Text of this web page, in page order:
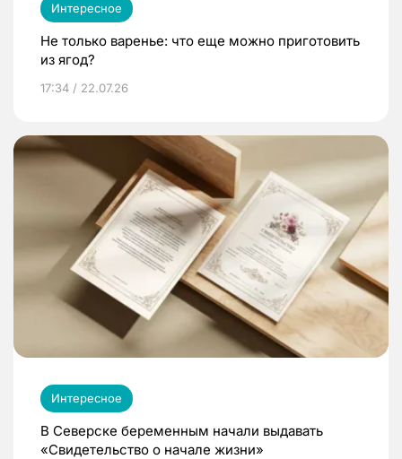
Интересное
Не только варенье: что еще можно приготовить
из ягод?
17:34 / 22.07.26
Интересное
В Северске беременным начали выдавать
«Свидетельство о начале жизни»